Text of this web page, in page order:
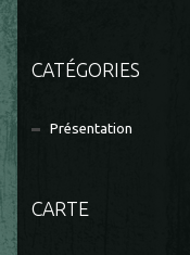
CATÉGORIES
Présentation
CARTE